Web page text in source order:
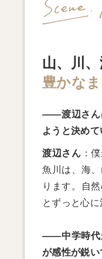
山、川
豊かなま
――渡辺さん
ようと決め
渡辺さん ：
魚川は、海
ります。自
とずっと心に
――中学時代
が感性が鋭い